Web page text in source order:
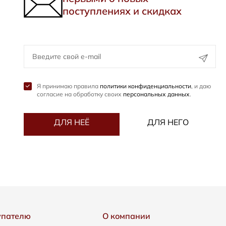
поступлениях и скидках
Я принимаю правила политики конфиденциальности, и даю
согласие на обработку своих персональных данных.
ДЛЯ НЕЁ ДЛЯ НЕГО
О компании